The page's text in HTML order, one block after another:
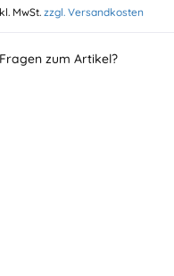
MwSt. zzgl. Versandkosten
Fragen zum Artikel?